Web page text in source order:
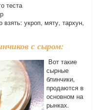
теста
взять: укроп, мяту, тархун,
с сыром:
Вот такие
сырные
блинчики,
продаются в
основном на
рынках.